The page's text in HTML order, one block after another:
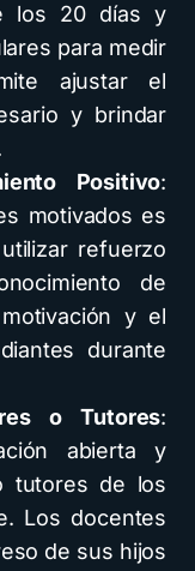
los 20 días y
para medir
ajustar el
y brindar
Positivo:
motivados es
refuerzo
de
y el
durante
o Tutores:
abierta y
tutores de los
Los docentes
de sus hijos